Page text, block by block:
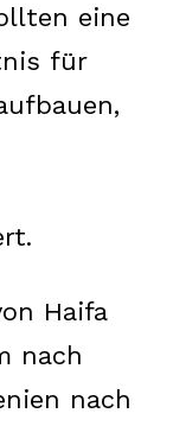
eine
für
Haifa
nach
nach